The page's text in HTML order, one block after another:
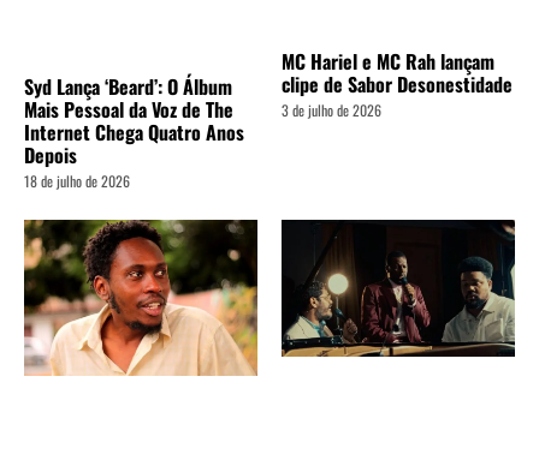
Syd Lança ‘Beard’: O Álbum
Mais Pessoal da Voz de The
Internet Chega Quatro Anos
Depois
18 de julho de 2026
MC Hariel e MC Rah lançam
clipe de Sabor Desonestidade
3 de julho de 2026